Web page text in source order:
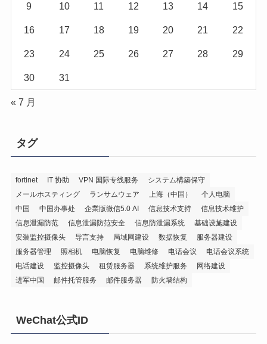
9 10 11 12 13 14 15
16 17 18 19 20 21 22
23 24 25 26 27 28 29
30 31
« 7 月
タグ
fortinet IT 协助 VPN 国际专线服务
システム構築保守
メールホスティング
ランサムウェア 上海（中国）
个人电脑
中国
中国办事处 企業版微信5.0 AI 信息技术支持
信息技术维护
信息泄漏防范
信息泄漏防范安全 信息防泄漏系统
基础设施建设
安装监控摄像头
导言支持 局域网建设 数据恢复
服务器建设
服务器管理
照相机 电脑恢复 电脑维修 电话会议
电话会议系统
电话建设
监控摄像头 租赁服务器 系统维护服务
网络建设
进军中国
邮件托管服务 邮件服务器 防火墙结构
WeChat公式ID